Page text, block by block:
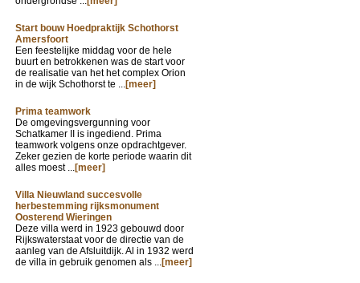
Start bouw Hoedpraktijk Schothorst
Amersfoort
Een feestelijke middag voor de hele
buurt en betrokkenen was de start voor
de realisatie van het het complex Orion
in de wijk Schothorst te ...[meer]
Prima teamwork
De omgevingsvergunning voor
Schatkamer II is ingediend. Prima
teamwork volgens onze opdrachtgever.
Zeker gezien de korte periode waarin dit
alles moest ...[meer]
Villa Nieuwland succesvolle
herbestemming rijksmonument
Oosterend Wieringen
Deze villa werd in 1923 gebouwd door
Rijkswaterstaat voor de directie van de
aanleg van de Afsluitdijk. Al in 1932 werd
de villa in gebruik genomen als ...[meer]